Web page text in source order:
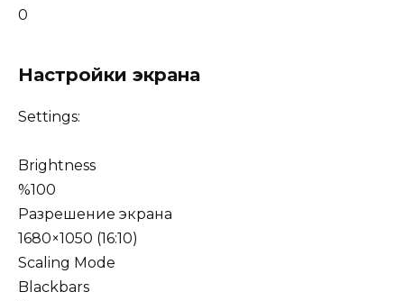
0
Настройки экрана
Settings:
Brightness
%100
Разрешение экрана
1680×1050 (16:10)
Scaling Mode
Blackbars